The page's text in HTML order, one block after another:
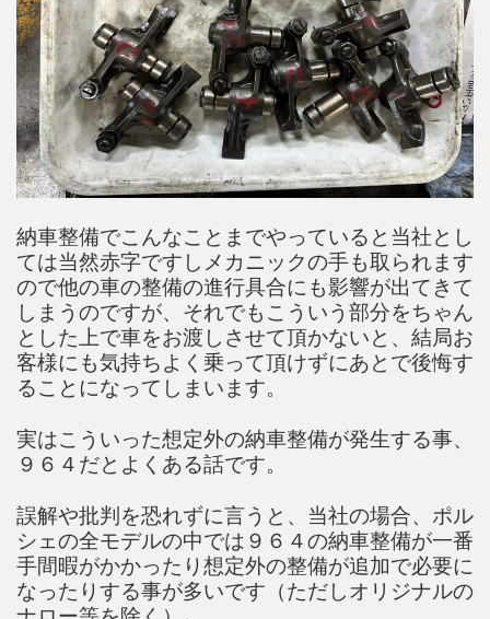
納車整備でこんなことまでやっていると当社とし
ては当然赤字ですしメカニックの手も取られます
ので他の車の整備の進行具合にも影響が出てきて
しまうのですが、それでもこういう部分をちゃん
とした上で車をお渡しさせて頂かないと、結局お
客様にも気持ちよく乗って頂けずにあとで後悔す
ることになってしまいます。
実はこういった想定外の納車整備が発生する事、
９６４だとよくある話です。
誤解や批判を恐れずに言うと、当社の場合、ポル
シェの全モデルの中では９６４の納車整備が一番
手間暇がかかったり想定外の整備が追加で必要に
なったりする事が多いです（ただしオリジナルの